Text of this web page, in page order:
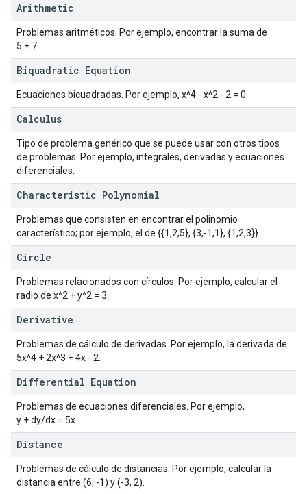
Arithmetic
Problemas aritméticos. Por ejemplo, encontrar la suma de
5 + 7.
Biquadratic Equation
Ecuaciones bicuadradas. Por ejemplo, x^4 - x^2 - 2 = 0.
Calculus
Tipo de problema genérico que se puede usar con otros tipos
de problemas. Por ejemplo, integrales, derivadas y ecuaciones
diferenciales.
Characteristic Polynomial
Problemas que consisten en encontrar el polinomio
característico; por ejemplo, el de {{1,2,5}, {3,-1,1}, {1,2,3}}
Circle
Problemas relacionados con círculos. Por ejemplo, calcular el
radio de x^2 + y^2 = 3.
Derivative
Problemas de cálculo de derivadas. Por ejemplo, la derivada de
5x^4 + 2x^3 + 4x - 2.
Differential Equation
Problemas de ecuaciones diferenciales. Por ejemplo,
y + dy/dx = 5x.
Distance
Problemas de cálculo de distancias. Por ejemplo, calcular la
distancia entre (6, -1) y (-3, 2).